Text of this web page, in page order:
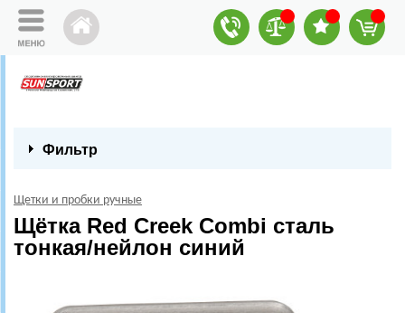
Фильтр
Щетки и пробки ручные
Щётка Red Creek Combi сталь
тонкая/нейлон синий